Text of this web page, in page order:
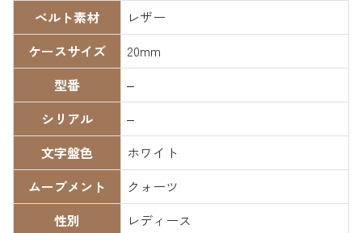
ベルト素材
レザー
ケースサイズ
20mm
型番
–
シリアル
–
文字盤色
ホワイト
ムーブメント
クォーツ
性別
レディース